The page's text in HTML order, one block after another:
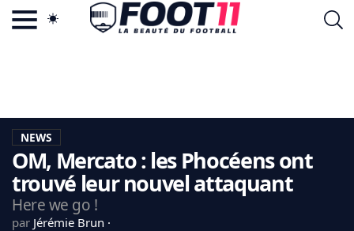
LA CHARTE
VIE PRIVÉE
CGU
CONTACTEZ-NOUS
NEWS
OM, Mercato : les Phocéens ont
trouvé leur nouvel attaquant
Here we go !
par Jérémie Brun